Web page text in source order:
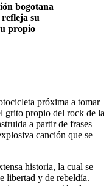
bogotana
su
propio
próxima a tomar
grito propio del rock de la
a partir de frases
canción que se
historia, la cual se
libertad y de rebeldía.